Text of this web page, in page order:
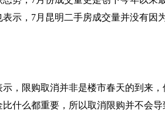
示， 7月昆明二手房成交量并没有因
，限购取消并非是楼市春天的到来
什么都重要，所以取消限购并不会